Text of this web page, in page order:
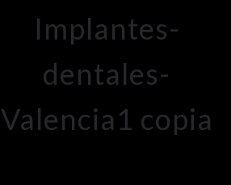
Implantes-
dentales-
Valencia1 copia